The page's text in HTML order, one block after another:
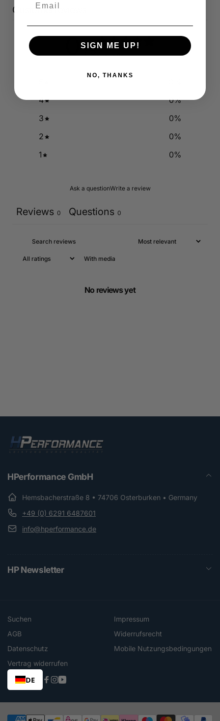
Customer reviews
0 / 5
4
0%
3
0%
2
0%
1
0%
Ask a questionWrite a review
Reviews 0 Questions 0
With media
No reviews yet
HPerformance GmbH
Hemsbacherstraße 8 • 74706 Osterburken • Germany
+49 (0) 6291 6487601
info@hperformance.de
HP Newsletter
Suchen
Impressum
AGB
Widerrufsrecht
Datenschutz
Mobile Nutzungsbedingungen
Vertrag widerrufen
DE
Facebook
Instagram
YouTube
SIGN ME UP!
NO, THANKS